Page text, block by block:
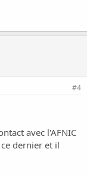
#4
avec l'AFNIC
dernier et il